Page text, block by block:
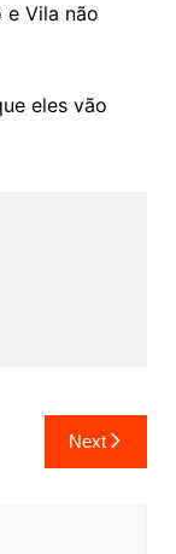
e Vila não
eles vão
Next